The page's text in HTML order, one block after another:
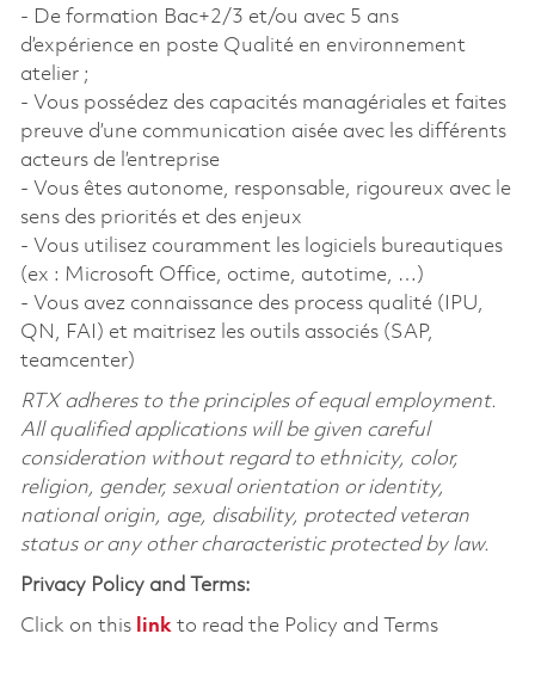
- De formation Bac+2/3 et/ou avec 5 ans
d’expérience en poste Qualité en environnement
atelier ;
- Vous possédez des capacités managériales et faites
preuve d’une communication aisée avec les différents
acteurs de l’entreprise
- Vous êtes autonome, responsable, rigoureux avec le
sens des priorités et des enjeux
- Vous utilisez couramment les logiciels bureautiques
(ex : Microsoft Office, octime, autotime, …)
- Vous avez connaissance des process qualité (IPU,
QN, FAI) et maitrisez les outils associés (SAP,
teamcenter)
RTX adheres to the principles of equal employment.
All qualified applications will be given careful
consideration without regard to ethnicity, color,
religion, gender, sexual orientation or identity,
national origin, age, disability, protected veteran
status or any other characteristic protected by law.
Privacy Policy and Terms:
Click on this linkto read the Policy and Terms